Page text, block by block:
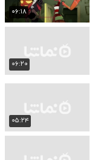
۰۶:۱۸
۰۶:۲۰
۰۵:۲۴